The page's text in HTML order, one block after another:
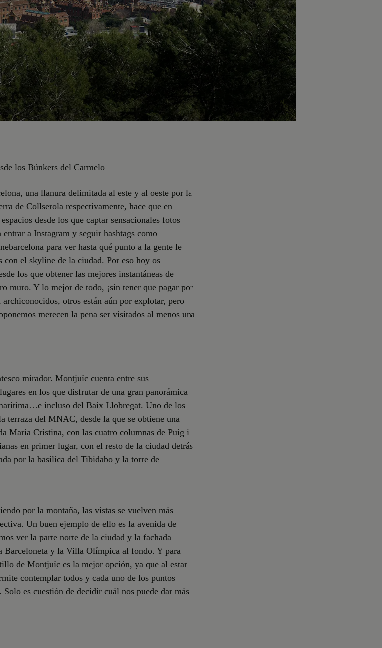
los Búnkers del Carmelo
una llanura delimitada al este y al oeste por la
de Collserola respectivamente, hace que en
desde los que captar sensacionales fotos
a Instagram y seguir hashtags como
para ver hasta qué punto a la gente le
con el skyline de la ciudad. Por eso hoy os
los que obtener las mejores instantáneas de
muro. Y lo mejor de todo, ¡sin tener que pagar por
otros están aún por explotar, pero
merecen la pena ser visitados al menos una
mirador. Montjuïc cuenta entre sus
en los que disfrutar de una gran panorámica
incluso del Baix Llobregat. Uno de los
terraza del MNAC, desde la que se obtiene una
Maria Cristina, con las cuatro columnas de Puig i
en primer lugar, con el resto de la ciudad detrás
por la basílica del Tibidabo y la torre de
por la montaña, las vistas se vuelven más
Un buen ejemplo de ello es la avenida de
ver la parte norte de la ciudad y la fachada
Barceloneta y la Villa Olímpica al fondo. Y para
de Montjuïc es la mejor opción, ya que al estar
contemplar todos y cada uno de los puntos
Solo es cuestión de decidir cuál nos puede dar más